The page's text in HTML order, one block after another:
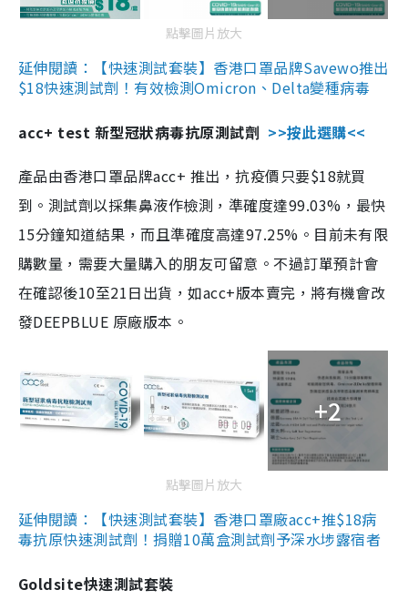
點擊圖片放大
延伸閱讀：【快速測試套裝】香港口罩品牌Savewo推出
$18快速測試劑！有效檢測Omicron、Delta變種病毒
acc+ test 新型冠狀病毒抗原測試劑 >>按此選購<<
產品由香港口罩品牌acc+ 推出，抗疫價只要$18就買
到。測試劑以採集鼻液作檢測，準確度達99.03%，最快
15分鐘知道結果，而且準確度高達97.25%。目前未有限
購數量，需要大量購入的朋友可留意。不過訂單預計會
在確認後10至21日出貨，如acc+版本賣完，將有機會改
發DEEPBLUE 原廠版本。
+2
點擊圖片放大
延伸閱讀：【快速測試套裝】香港口罩廠acc+推$18病
毒抗原快速測試劑！捐贈10萬盒測試劑予深水埗露宿者
Goldsite快速測試套裝